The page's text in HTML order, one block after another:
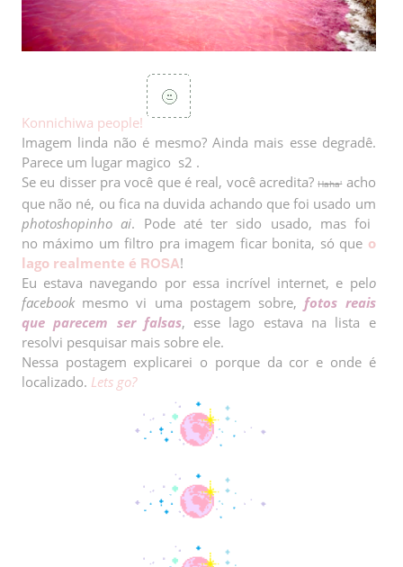
Konnichiwa people!
Imagem linda não é mesmo? Ainda mais esse degradê.
Parece um lugar magico s2 .
Se eu disser pra você que é real, você acredita?Haha'acho
que não né, ou fica na duvida achando que foi usado um
photoshopinho ai. Pode até ter sido usado, mas foi
no máximo um filtro pra imagem ficar bonita, só que o
lago realmente é ROSA!
Eu estava navegando por essa incrível internet, e pelo
facebookmesmo vi uma postagem sobre, fotos reais
que parecem ser falsas, esse lago estava na lista e
resolvi pesquisar mais sobre ele.
Nessa postagem explicarei o porque da cor e onde é
localizado. Lets go?